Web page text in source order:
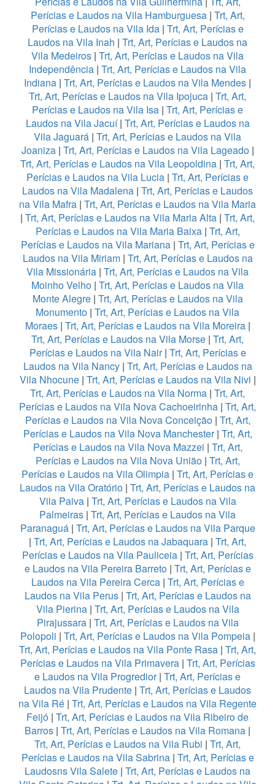
Perícias e Laudos na Vila Hamburguesa| Trt, Art,
Perícias e Laudos na Vila Ida| Trt, Art, Perícias e
Laudos na Vila Inah | Trt, Art, Perícias e Laudos na
Vila Medeiros | Trt, Art, Perícias e Laudos na Vila
Independência | Trt, Art, Perícias e Laudos na Vila
Indiana | Trt, Art, Perícias e Laudos na Vila Mendes |
Trt, Art, Perícias e Laudos na Vila Ipojuca | Trt, Art,
Perícias e Laudos na Vila Isa | Trt, Art, Perícias e
Laudos na Vila Jacuí| Trt, Art, Perícias e Laudos na
Vila Jaguará | Trt, Art, Perícias e Laudos na Vila
Joaniza| Trt, Art, Perícias e Laudos na Vila Lageado|
Trt, Art, Perícias e Laudos na Vila Leopoldina | Trt, Art,
Perícias e Laudos na Vila Lucia | Trt, Art, Perícias e
Laudos na Vila Madalena | Trt, Art, Perícias e Laudos
na Vila Mafra | Trt, Art, Perícias e Laudos na Vila Maria
| Trt, Art, Perícias e Laudos na Vila Maria Alta | Trt, Art,
Perícias e Laudos na Vila Maria Baixa| Trt, Art,
Perícias e Laudos na Vila Mariana| Trt, Art, Perícias e
Laudos na Vila Miriam| Trt, Art, Perícias e Laudos na
Vila Missionária | Trt, Art, Perícias e Laudos na Vila
Moinho Velho | Trt, Art, Perícias e Laudos na Vila
Monte Alegre| Trt, Art, Perícias e Laudos na Vila
Monumento | Trt, Art, Perícias e Laudos na Vila
Moraes| Trt, Art, Perícias e Laudos na Vila Moreira|
Trt, Art, Perícias e Laudos na Vila Morse | Trt, Art,
Perícias e Laudos na Vila Nair| Trt, Art, Perícias e
Laudos na Vila Nancy| Trt, Art, Perícias e Laudos na
Vila Nhocune| Trt, Art, Perícias e Laudos na Vila Nivi |
Trt, Art, Perícias e Laudos na Vila Norma | Trt, Art,
Perícias e Laudos na Vila Nova Cachoeirinha | Trt, Art,
Perícias e Laudos na Vila Nova Conceição| Trt, Art,
Perícias e Laudos na Vila Nova Manchester| Trt, Art,
Perícias e Laudos na Vila Nova Mazzei | Trt, Art,
Perícias e Laudos na Vila Nova União| Trt, Art,
Perícias e Laudos na Vila Olimpia | Trt, Art, Perícias e
Laudos na Vila Oratório | Trt, Art, Perícias e Laudos na
Vila Paiva| Trt, Art, Perícias e Laudos na Vila
Palmeiras | Trt, Art, Perícias e Laudos na Vila
Paranaguá| Trt, Art, Perícias e Laudos na Vila Parque
| Trt, Art, Perícias e Laudos na Jabaquara | Trt, Art,
Perícias e Laudos na Vila Pauliceia| Trt, Art, Perícias
e Laudos na Vila Pereira Barreto| Trt, Art, Perícias e
Laudos na Vila Pereira Cerca| Trt, Art, Perícias e
Laudos na Vila Perus| Trt, Art, Perícias e Laudos na
Vila Pierina| Trt, Art, Perícias e Laudos na Vila
Pirajussara| Trt, Art, Perícias e Laudos na Vila
Polopoli | Trt, Art, Perícias e Laudos na Vila Pompeia|
Trt, Art, Perícias e Laudos na Vila Ponte Rasa | Trt, Art,
Perícias e Laudos na Vila Primavera| Trt, Art, Perícias
e Laudos na Vila Progredior| Trt, Art, Perícias e
Laudos na Vila Prudente | Trt, Art, Perícias e Laudos
na Vila Ré | Trt, Art, Perícias e Laudos na Vila Regente
Feijó | Trt, Art, Perícias e Laudos na Vila Ribeiro de
Barros | Trt, Art, Perícias e Laudos na Vila Romana |
Trt, Art, Perícias e Laudos na Vila Rubi | Trt, Art,
Perícias e Laudos na Vila Sabrina| Trt, Art, Perícias e
Laudosns Vila Salete | Trt, Art, Perícias e Laudos na